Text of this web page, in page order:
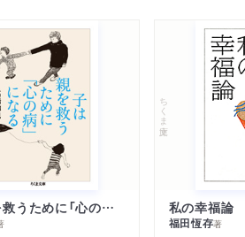
子は親を救うために「心の病」になる
ちくま文庫
私の幸福論
福田恆存著